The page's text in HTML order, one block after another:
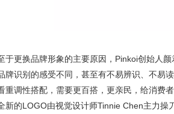
于更换品牌形象的主要原因， Pinkoi创始人 颜
牌识别的感受不同，甚至有不易辨识、不易
重调性搭配，需要更百搭，更亲民，给消费
新的LOGO由视觉设计师Tinnie Chen主力操